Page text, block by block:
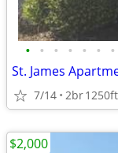
• • • • • • •
St. James
7/14 2br1250ft
$2,000